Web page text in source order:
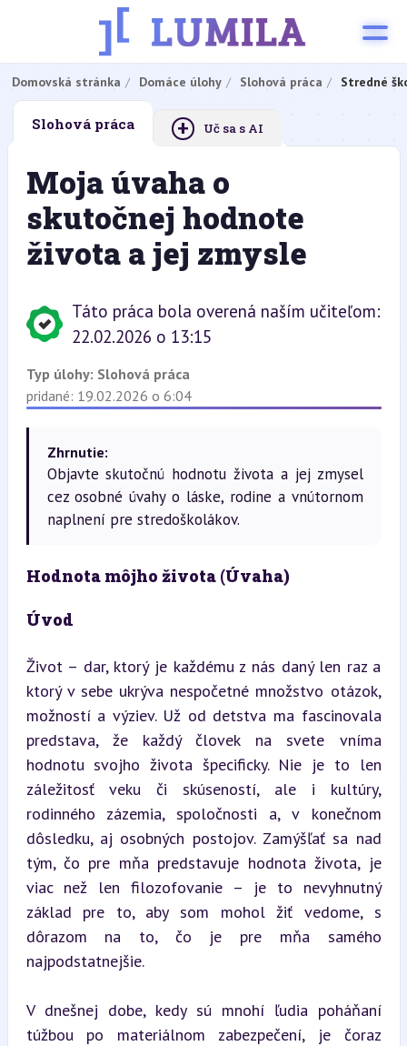
Domovská stránka Domáce úlohy Slohová práca Stredné
Slohová práca + Uč sa s AI
Moja úvaha o
skutočnej hodnote
života a jej zmysle
Táto práca bola overená naším učiteľom:
22.02.2026 o 13:15
Typ úlohy: Slohová práca
pridané: 19.02.2026 o 6:04
Zhrnutie:
Objavte skutočnú hodnotu života a jej zmysel
cez osobné úvahy o láske, rodine a vnútornom
naplnení pre stredoškolákov.
Hodnota môjho života (Úvaha)
Úvod
Život – dar, ktorý je každému z nás daný len raz a
ktorý v sebe ukrýva nespočetné množstvo otázok,
možností a výziev. Už od detstva ma fascinovala
predstava, že každý človek na svete vníma
hodnotu svojho života špecificky. Nie je to len
záležitosť veku či skúseností, ale i kultúry,
rodinného zázemia, spoločnosti a, v konečnom
dôsledku, aj osobných postojov. Zamýšľať sa nad
tým, čo pre mňa predstavuje hodnota života, je
viac než len filozofovanie – je to nevyhnutný
základ pre to, aby som mohol žiť vedome, s
dôrazom na to, čo je pre mňa samého
najpodstatnejšie.
V dnešnej dobe, kedy sú mnohí ľudia poháňaní
túžbou po materiálnom zabezpečení, je čoraz